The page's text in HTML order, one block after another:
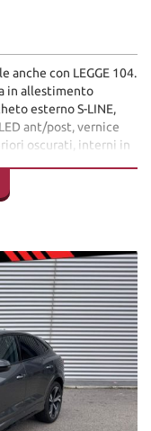
con LEGGE 104.
in allestimento
esterno S-LINE,
ant/post, vernice
oscurati, interni in
adattivo,
automatico, schermo
bluetooth, comandi al
ecc ecc..
-2000
47.800€ (non
DELLE NOSTRE
NOSTRA PAGINA